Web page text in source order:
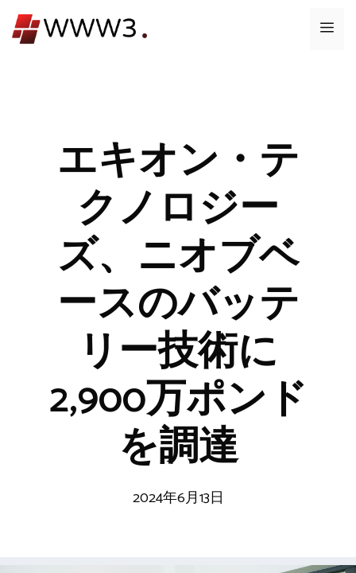
ン
メ
エキオン・テ
クノロジー
ズ、ニオブベ
ースのバッテ
リー技術に
2,900万ポンド
を調達
2024年6月13日